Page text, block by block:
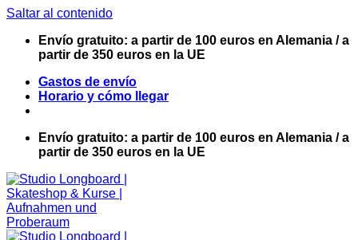
Saltar al contenido
Envío gratuito: a partir de 100 euros en Alemania / a
partir de 350 euros en la UE
Gastos de envío
Horario y cómo llegar
Envío gratuito: a partir de 100 euros en Alemania / a
partir de 350 euros en la UE